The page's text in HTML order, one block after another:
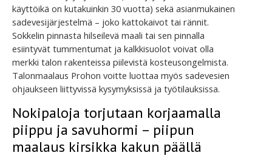
käyttöikä on kutakuinkin 30 vuotta) sekä asianmukainen
sadevesijärjestelmä – joko kattokaivot tai rännit.
Sokkelin pinnasta hilseilevä maali tai sen pinnalla
esiintyvät tummentumat ja kalkkisuolot voivat olla
merkki talon rakenteissa piilevistä kosteusongelmista.
Talonmaalaus Prohon voitte luottaa myös sadevesien
ohjaukseen liittyvissä kysymyksissä ja työtilauksissa.
Nokipaloja torjutaan korjaamalla
piippu ja savuhormi – piipun
maalaus kirsikka kakun päällä